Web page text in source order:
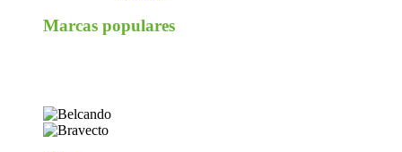
Marcas populares